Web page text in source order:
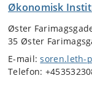
Økonomisk
Øster
35 Øster
E-mail:soren.leth-
Telefon: